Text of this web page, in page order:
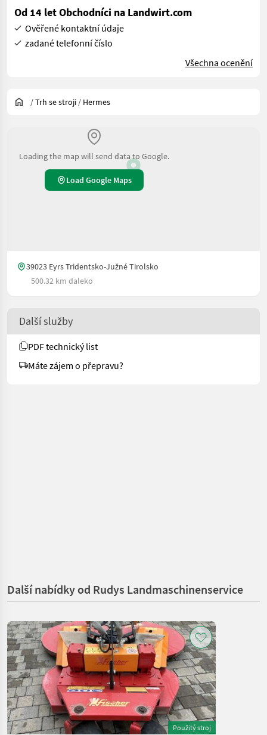
Od 14 let Obchodníci na Landwirt.com
Ověřené kontaktní údaje
zadané telefonní číslo
Všechna ocenění
/Trh se stroji / Hermes
Loading the map will send data to Google.
Load Google Maps
39023 Eyrs Tridentsko-Južné Tirolsko
500.32 km daleko
Další služby
PDF technický list
Máte zájem o přepravu?
Další nabídky od Rudys Landmaschinenservice
Použitý stroj